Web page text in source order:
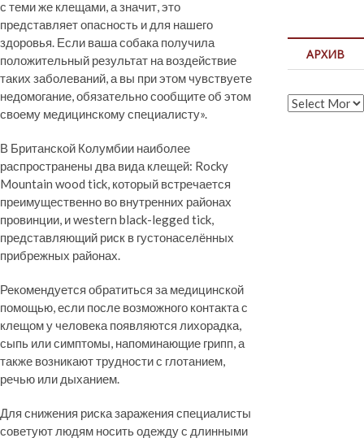
с теми же клещами, а значит, это
представляет опасность и для нашего
здоровья. Если ваша собака получила
положительный результат на воздействие
таких заболеваний, а вы при этом чувствуете
недомогание, обязательно сообщите об этом
своему медицинскому специалисту».
В Британской Колумбии наиболее
распространены два вида клещей: Rocky
Mountain wood tick, который встречается
преимущественно во внутренних районах
провинции, и western black-legged tick,
представляющий риск в густонаселённых
прибрежных районах.
Рекомендуется обратиться за медицинской
помощью, если после возможного контакта с
клещом у человека появляются лихорадка,
сыпь или симптомы, напоминающие грипп, а
также возникают трудности с глотанием,
речью или дыханием.
Для снижения риска заражения специалисты
советуют людям носить одежду с длинными
АРХИВ
Архив